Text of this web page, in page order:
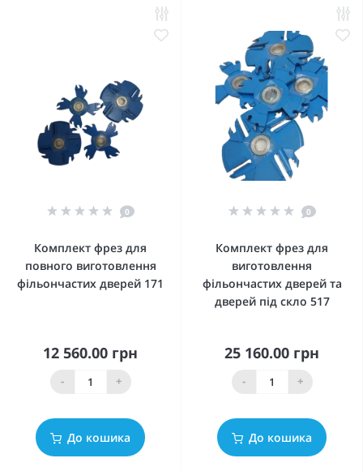
0
Комплект фрез для
повного виготовлення
фільончастих дверей 171
12 560.00 грн
- +
До кошика
0
Комплект фрез для
виготовлення
фільончастих дверей та
дверей під скло 517
25 160.00 грн
- +
До кошика